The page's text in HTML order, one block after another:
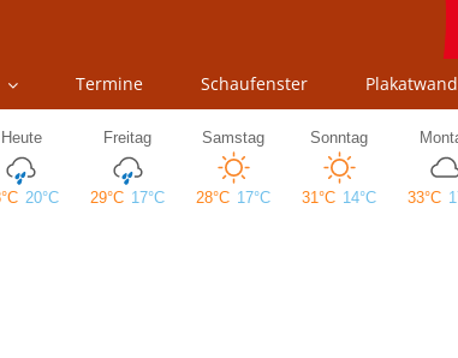
Termine Schaufenster Plakatwand